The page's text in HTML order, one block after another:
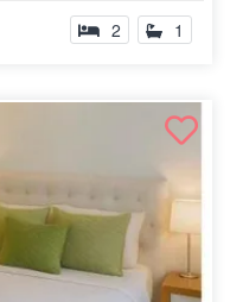
2 1